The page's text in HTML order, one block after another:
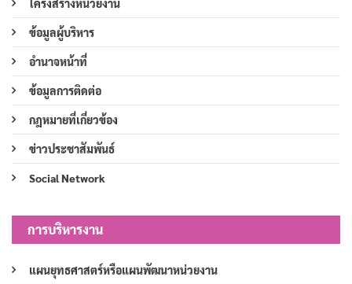
โครงสร้างหน่วยงาน
ข้อมูลผู้บริหาร
อำนาจหน้าที่
ข้อมูลการติดต่อ
กฎหมายที่เกี่ยวข้อง
ข่าวประชาสัมพันธ์
Social Network
การบริหารงาน
แผนยุทธศาสตร์หรือแผนพัฒนาหน่วยงาน